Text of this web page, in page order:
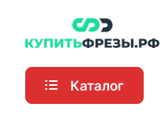
Каталог